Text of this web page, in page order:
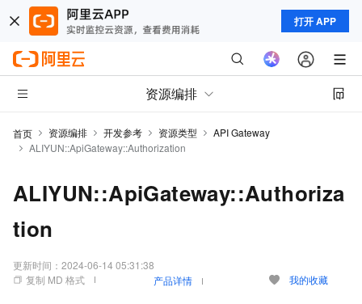
打开 APP
资源编排
首页 资源编排 开发参考 资源类型
API Gateway
ALIYUN::ApiGateway::Authorization
ALIYUN::ApiGateway::Authoriza
tion
更新时间： 2024-06-14 05:31:38
复制 MD 格式
产品详情 我的收藏